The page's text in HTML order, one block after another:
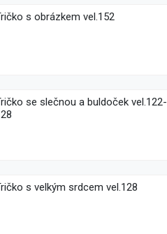
s obrázkem vel.152
se slečnou a buldoček vel.122-
s velkým srdcem vel.128